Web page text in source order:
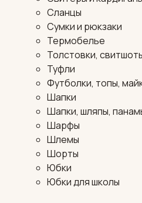
Сланцы
Сумки и рюкзаки
Термобелье
Толстовки,
Туфли
Футболки, топы,
Шапки
Шапки, шляпы,
Шарфы
Шлемы
Шорты
Юбки
Юбки для школы